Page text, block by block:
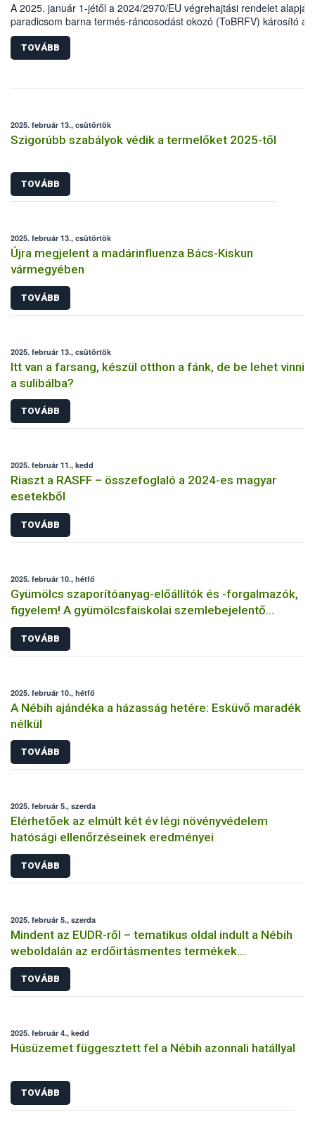
A 2025. január 1-jétől a 2024/2970/EU végrehajtási rendelet
paradicsom barna termés-ráncosodást okozó (ToBRFV) károsító az
uniós vizsgálatköteles nem-zárlati károsítók (RNQP) közé került. A
változásnak megfelelően januártól az uniós vizsgálatköteles nem-
károsítók elleni intézkedések léptek érvénybe. E vírus az emberi
TOVÁBB
2025. február 13., csütörtök
Szigorúbb szabályok védik a termelőket 2025-től
TOVÁBB
2025. február 13., csütörtök
Újra megjelent a madárinfluenza Bács-Kiskun
vármegyében
TOVÁBB
2025. február 13., csütörtök
Itt van a farsang, készül otthon a fánk, de be lehet vinni
a sulibálba?
TOVÁBB
2025. február 11., kedd
Riaszt a RASFF – összefoglaló a 2024-es magyar
esetekből
TOVÁBB
2025. február 10., hétfő
Gyümölcs szaporítóanyag-előállítók és -forgalmazók,
figyelem! A gyümölcsfaiskolai szemlebejelentő
beküldésének határideje: február 28.
TOVÁBB
2025. február 10., hétfő
A Nébih ajándéka a házasság hetére: Esküvő maradék
nélkül
TOVÁBB
2025. február 5., szerda
Elérhetőek az elmúlt két év légi növényvédelem
hatósági ellenőrzéseinek eredményei
TOVÁBB
2025. február 5., szerda
Mindent az EUDR-ről – tematikus oldal indult a Nébih
weboldalán az erdőirtásmentes termékek
felügyeletéről
TOVÁBB
2025. február 4., kedd
Húsüzemet függesztett fel a Nébih azonnali hatállyal
TOVÁBB